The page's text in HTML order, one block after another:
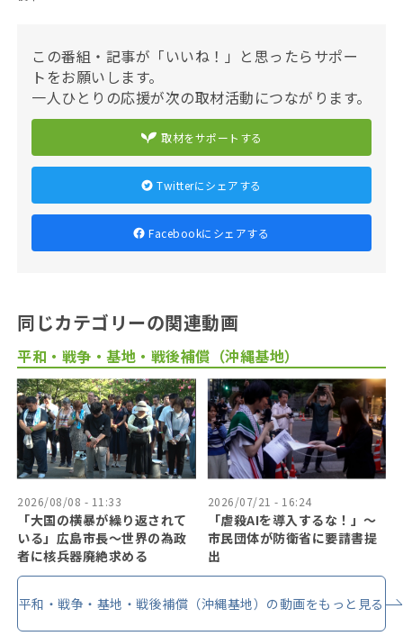
この番組・記事が「いいね！」と思ったらサポー
トをお願いします。
一人ひとりの応援が次の取材活動につながります。
取材をサポートする
Twitterにシェアする
Facebookにシェアする
同じカテゴリーの関連動画
平和・戦争・基地・戦後補償（沖縄基地）
2026/08/08 - 11:33
「大国の横暴が繰り返されて
いる」広島市長〜世界の為政
者に核兵器廃絶求める
2026/07/21 - 16:24
「虐殺AIを導入するな！」〜
市民団体が防衛省に要請書提
出
平和・戦争・基地・戦後補償（沖縄基地）の動画をもっと見る